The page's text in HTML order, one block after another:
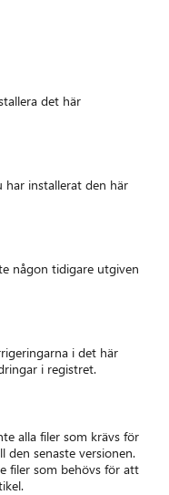
det här
installerat den här
någon tidigare utgiven
i det här
i registret.
alla filer som krävs för
senaste versionen.
filer som behövs för att